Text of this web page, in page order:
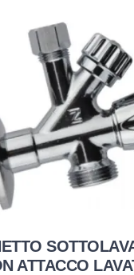
ATTACCO